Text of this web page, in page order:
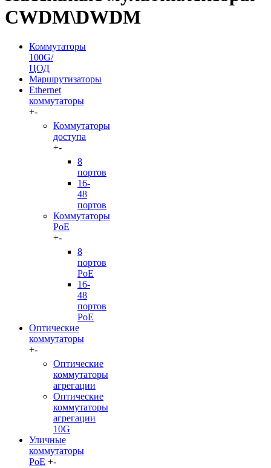
CWDM\DWDM
Коммутаторы
100G/
ЦОД
Маршрутизаторы
Ethernet
коммутаторы
+-
Коммутаторы
доступа
+-
8
портов
16-
48
портов
Коммутаторы
PoE
+-
8
портов
PoE
16-
48
портов
PoE
Оптические
коммутаторы
+-
Оптические
коммутаторы
агрегации
Оптические
коммутаторы
агрегации
10G
Уличные
коммутаторы
PoE +-